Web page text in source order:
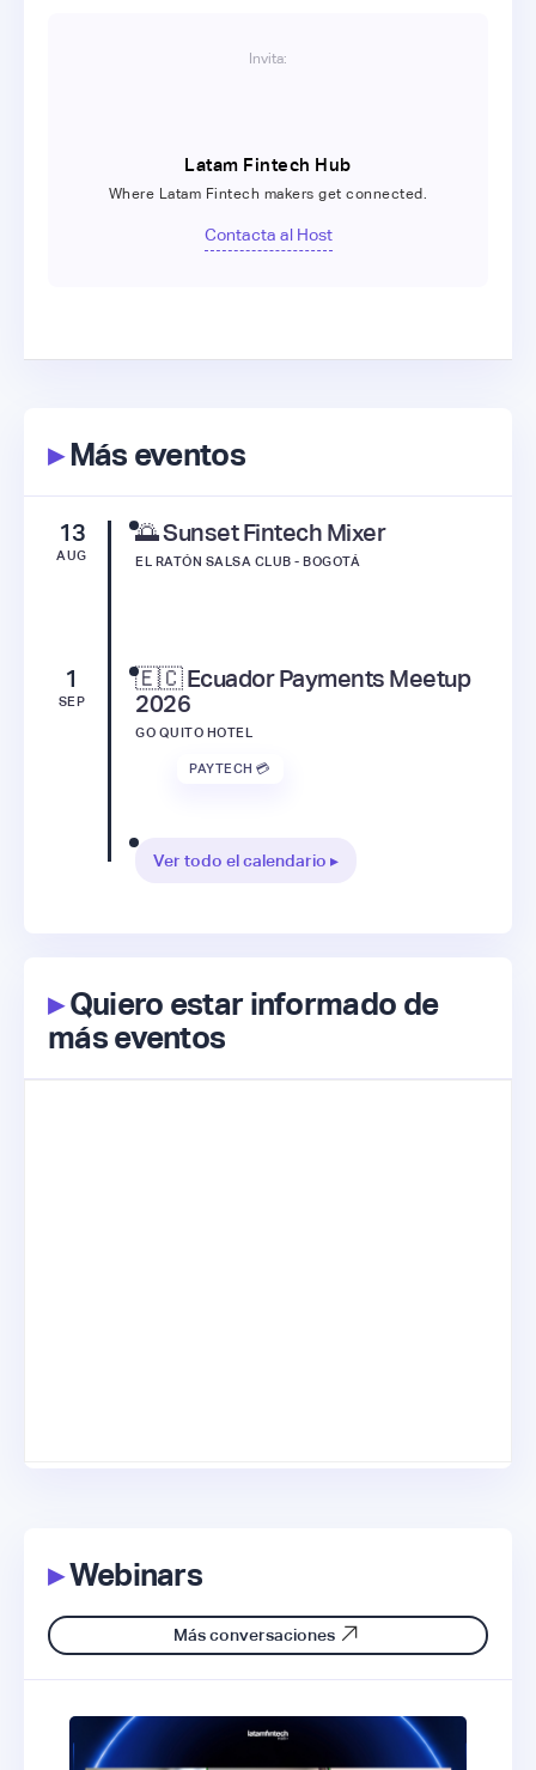
Invita:
Latam Fintech Hub
Where Latam Fintech makers get connected.
Contacta al Host
▸Más eventos
13
AUG
🌅 Sunset Fintech Mixer
EL RATÓN SALSA CLUB - BOGOTÁ
1
SEP
🇪🇨 Ecuador Payments Meetup
2026
GO QUITO HOTEL
PAYTECH 💳
Ver todo el calendario ▸
▸Quiero estar informado de
más eventos
▸Webinars
Más conversaciones